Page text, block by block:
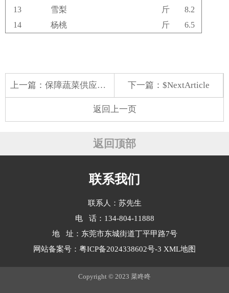
13
雪梨 斤
8.2
14
杨桃 斤 6.5
上一篇： 保障蔬菜供应，助力食堂美味 下一篇：$NextArticle
返回上一页
返回顶部
联系我们
联系人：苏先生
电 话：134-804-11888
地 址：东莞市东城街道丁平甲路7号
网站备案号： 粤ICP备2024338602号-3 XML地图
Copyright © 2023 菜咚咚